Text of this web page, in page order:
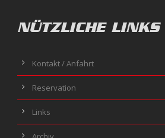
NÜTZLICHE LINKS
Kontakt / Anfahrt
Reservation
Links